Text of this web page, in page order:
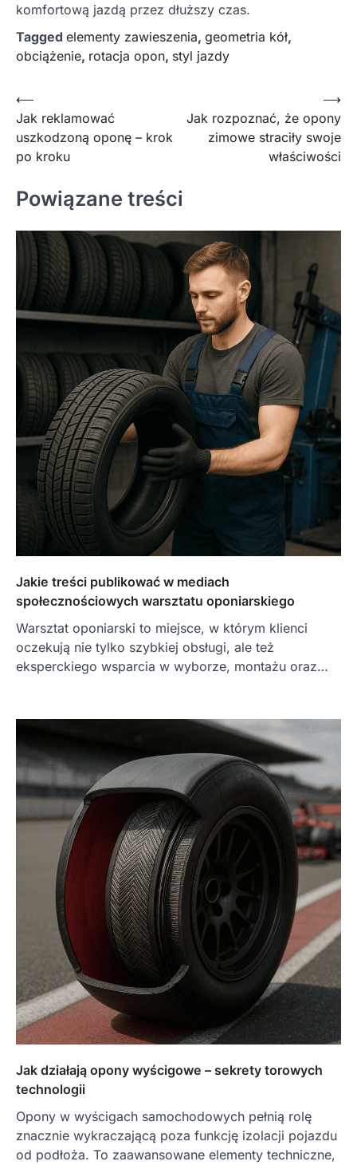
komfortową jazdą przez dłuższy czas.
Tagged elementy zawieszenia, geometria kół,
obciążenie, rotacja opon, styl jazdy
Nawigacja
wpisu
⟵
Jak reklamować
uszkodzoną oponę – krok
po kroku
Jak rozpoznać, że opony
zimowe straciły swoje
właściwości
⟶
Powiązane treści
Jakie treści publikować w mediach
społecznościowych warsztatu oponiarskiego
Warsztat oponiarski to miejsce, w którym klienci
oczekują nie tylko szybkiej obsługi, ale też
eksperckiego wsparcia w wyborze, montażu oraz…
Jak działają opony wyścigowe – sekrety torowych
technologii
Opony w wyścigach samochodowych pełnią rolę
znacznie wykraczającą poza funkcję izolacji pojazdu
od podłoża. To zaawansowane elementy techniczne,